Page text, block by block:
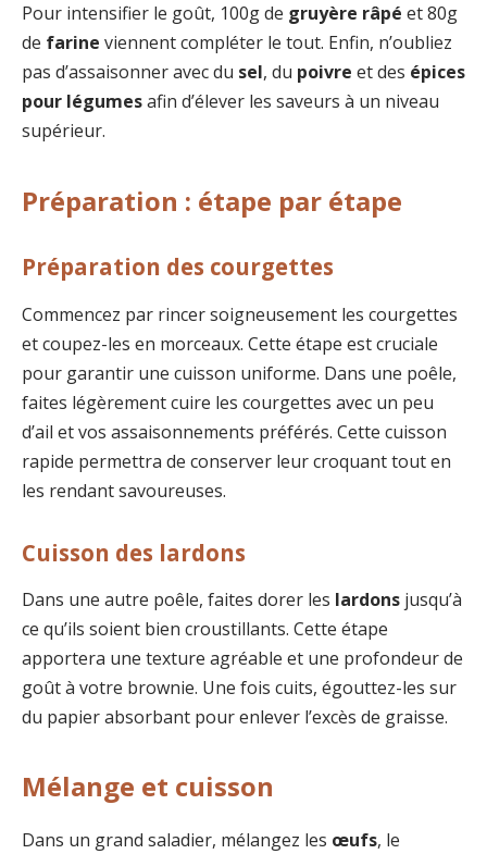
Pour intensifier le goût, 100g de gruyère râpé et 80g
de farine viennent compléter le tout. Enfin, n’oubliez
pas d’assaisonner avec du sel, du poivre et des épices
pour légumesafin d’élever les saveurs à un niveau
supérieur.
Préparation : étape par étape
Préparation des courgettes
Commencez par rincer soigneusement les courgettes
et coupez-les en morceaux. Cette étape est cruciale
pour garantir une cuisson uniforme. Dans une poêle,
faites légèrement cuire les courgettes avec un peu
d’ail et vos assaisonnements préférés. Cette cuisson
rapide permettra de conserver leur croquant tout en
les rendant savoureuses.
Cuisson des lardons
Dans une autre poêle, faites dorer les lardons jusqu’à
ce qu’ils soient bien croustillants. Cette étape
apportera une texture agréable et une profondeur de
goût à votre brownie. Une fois cuits, égouttez-les sur
du papier absorbant pour enlever l’excès de graisse.
Mélange et cuisson
Dans un grand saladier, mélangez les œufs, le